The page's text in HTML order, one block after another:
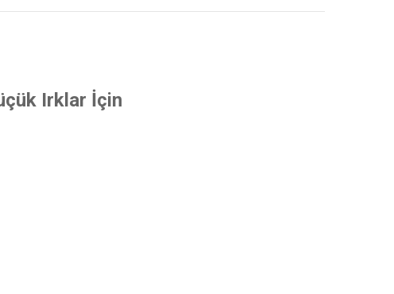
Irklar İçin